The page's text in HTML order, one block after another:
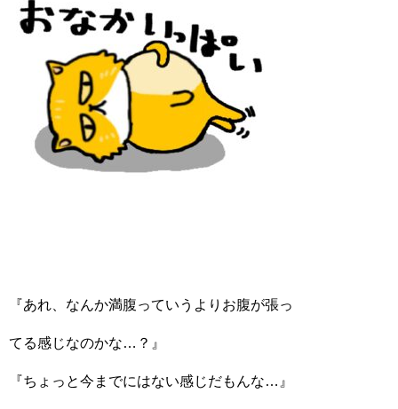
『あれ、なんか満腹っていうよりお腹が張っ
てる感じなのかな…？』
『ちょっと今までにはない感じだもんな…』